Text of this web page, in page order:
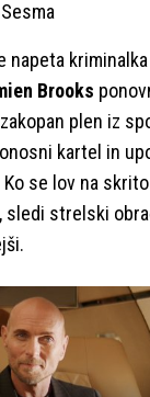
napeta
Brooks
plen iz
kartel in
Ko se lov na
strelski